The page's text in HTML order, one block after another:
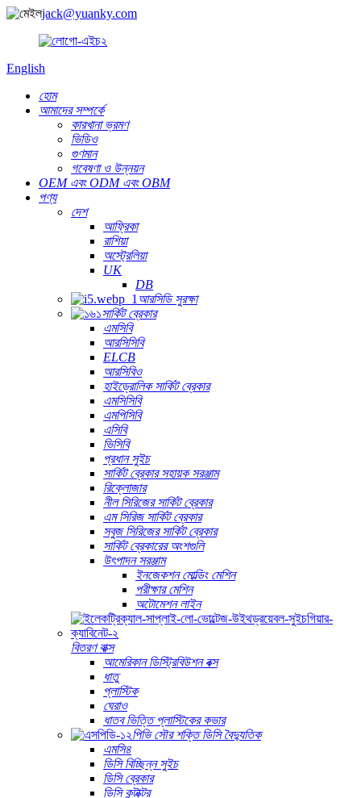
jack@yuanky.com
English
হোম
আমাদের সম্পর্কে
কারখানা ভ্রমণ
ভিডিও
গুণমান
গবেষণা ও উন্নয়ন
OEM এবং ODM এবং OBM
পণ্য
দেশ
আফ্রিকা
রাশিয়া
অস্ট্রেলিয়া
UK
DB
আরসিডি সুরক্ষা
সার্কিট ব্রেকার
এমসিবি
আরসিসিবি
ELCB
আরসিবিও
হাইড্রোলিক সার্কিট ব্রেকার
এমসিসিবি
এমপিসিবি
এসিবি
ভিসিবি
প্রধান সুইচ
সার্কিট ব্রেকার সহায়ক সরঞ্জাম
রিক্লোজার
নীল সিরিজের সার্কিট ব্রেকার
এম সিরিজ সার্কিট ব্রেকার
সবুজ সিরিজের সার্কিট ব্রেকার
সার্কিট ব্রেকারের অংশগুলি
উৎপাদন সরঞ্জাম
ইনজেকশন মোল্ডিং মেশিন
পরীক্ষার মেশিন
অটোমেশন লাইন
বিতরণ বাক্স
আমেরিকান ডিস্ট্রিবিউশন বক্স
ধাতু
প্লাস্টিক
ঘেরাও
ধাতব ভিত্তি প্লাস্টিকের কভার
পিভি সৌর শক্তি ডিসি বৈদ্যুতিক
এমসি৪
ডিসি বিচ্ছিন্ন সুইচ
ডিসি ব্রেকার
ডিসি কন্টাক্টর